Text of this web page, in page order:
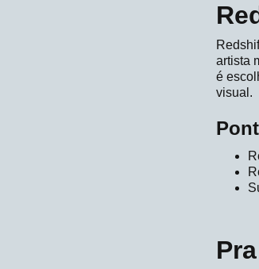
artista
é
visual.